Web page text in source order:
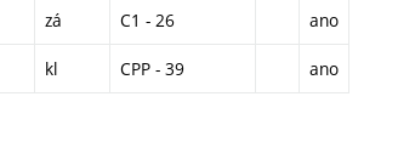
zá C1 - 26 ano
kl CPP - 39 ano